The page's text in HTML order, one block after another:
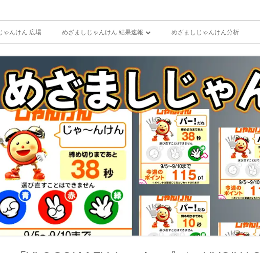
ゃんけん 広場 めざましじゃんけん 結果速報
じゃんけん ）
めざましじゃんけん分析